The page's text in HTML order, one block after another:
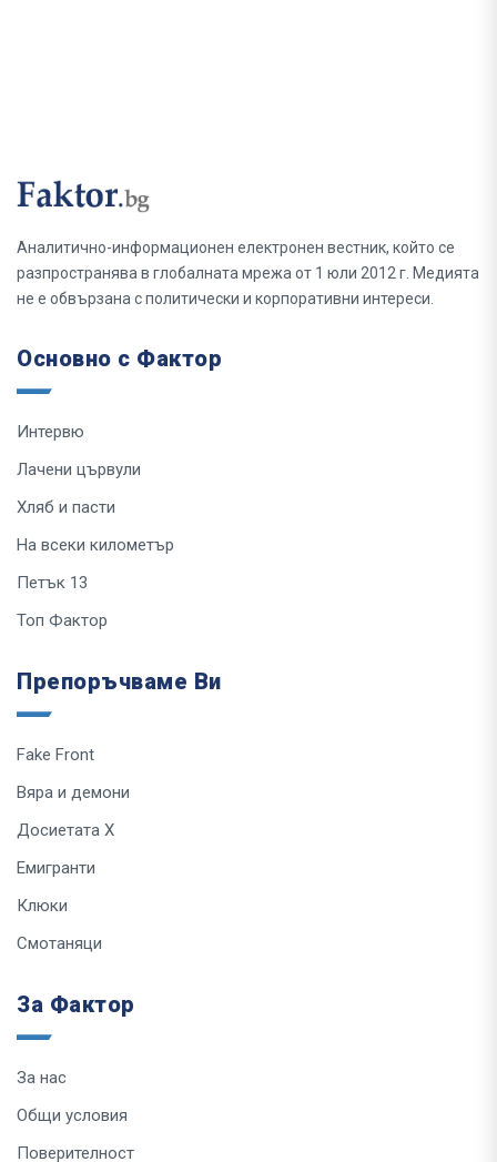
Аналитично-информационен електронен вестник, който се
разпространява в глобалната мрежа от 1 юли 2012 г. Медията
не е обвързана с политически и корпоративни интереси.
Основно с Фактор
Интервю
Лачени цървули
Хляб и пасти
На всеки километър
Петък 13
Топ Фактор
Препоръчваме Ви
Fake Front
Вяра и демони
Досиетата Х
Емигранти
Клюки
Смотаняци
За Фактор
За нас
Общи условия
Поверителност